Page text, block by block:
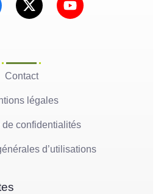
Contact
légales
de confidentialités
d’utilisations